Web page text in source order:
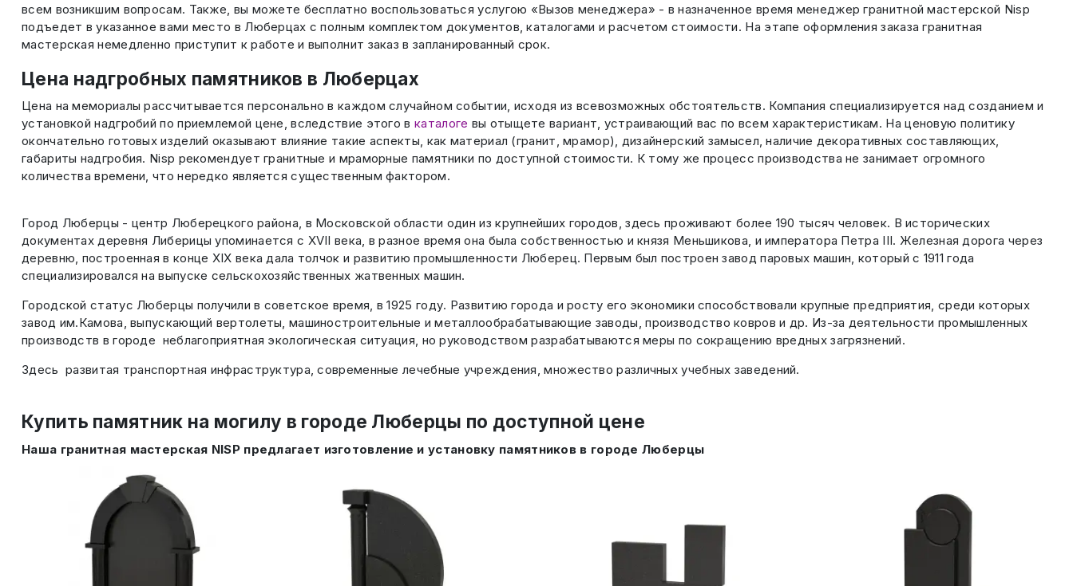
всем возникшим вопросам. Также, вы можете бесплатно воспользоваться услугою «Вызов менеджера» - в назначенное время менеджер гранитной мастерской Nisp
подъедет в указанное вами место в Люберцах с полным комплектом документов, каталогами и расчетом стоимости. На этапе оформления заказа гранитная
мастерская немедленно приступит к работе и выполнит заказ в запланированный срок.
Цена надгробных памятников в Люберцах
Цена на мемориалы рассчитывается персонально в каждом случайном событии, исходя из всевозможных обстоятельств. Компания специализируется над созданием и
установкой надгробий по приемлемой цене, вследствие этого в каталоге вы отыщете вариант, устраивающий вас по всем характеристикам. На ценовую политику
окончательно готовых изделий оказывают влияние такие аспекты, как материал (гранит, мрамор), дизайнерский замысел, наличие декоративных составляющих,
габариты надгробия. Nisp рекомендует гранитные и мраморные памятники по доступной стоимости. К тому же процесс производства не занимает огромного
количества времени, что нередко является существенным фактором.
Город Люберцы - центр Люберецкого района, в Московской области один из крупнейших городов, здесь проживают более 190 тысяч человек. В исторических
документах деревня Либерицы упоминается с XVII века, в разное время она была собственностью и князя Меньшикова, и императора Петра III. Железная дорога через
деревню, построенная в конце XIX века дала толчок и развитию промышленности Люберец. Первым был построен завод паровых машин, который с 1911 года
специализировался на выпуске сельскохозяйственных жатвенных машин.
Городской статус Люберцы получили в советское время, в 1925 году. Развитию города и росту его экономики способствовали крупные предприятия, среди которых
завод им.Камова, выпускающий вертолеты, машиностроительные и металлообрабатывающие заводы, производство ковров и др. Из-за деятельности промышленных
производств в городе неблагоприятная экологическая ситуация, но руководством разрабатываются меры по сокращению вредных загрязнений.
Здесь развитая транспортная инфраструктура, современные лечебные учреждения, множество различных учебных заведений.
Купить памятник на могилу в городе Люберцы по доступной цене
Наша гранитная мастерская NISP предлагает изготовление и установку памятников в городе Люберцы